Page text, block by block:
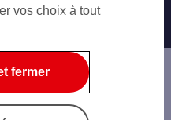
MISTRAL
légales
vos choix à tout
fermer